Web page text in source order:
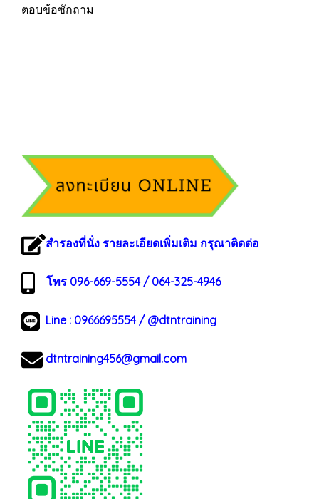
ตอบข้อซักถาม
สำรองที่นั่ง รายละเอียดเพิ่มเติม กรุณาติดต่อ
โทร 096-669-5554 / 064-325-4946
Line : 0966695554/ @dtntraining
dtntraining456@gmail.com